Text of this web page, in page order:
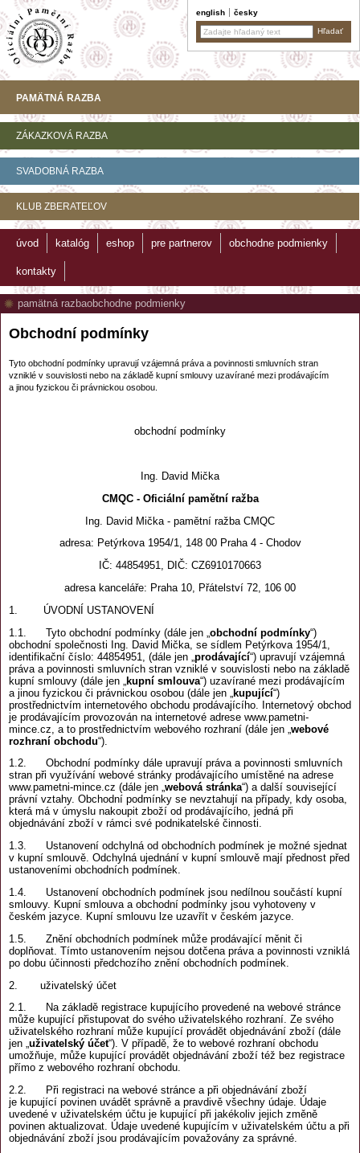
english česky
PAMÄTNÁ RAZBA
ZÁKAZKOVÁ RAZBA
SVADOBNÁ RAZBA
KLUB ZBERATEĽOV
úvod katalóg eshop pre partnerov obchodne podmienky
kontakty
pamätná razbaobchodne podmienky
Obchodní podmínky
Tyto obchodní podmínky upravují vzájemná práva a povinnosti smluvních stran
vzniklé v souvislosti nebo na základě kupní smlouvy uzavírané mezi prodávajícím
a jinou fyzickou či právnickou osobou.
obchodní podmínky
Ing. David Mička
CMQC - Oficiální pamětní ražba
Ing. David Mička - pamětní ražba CMQC
adresa: Petýrkova 1954/1, 148 00 Praha 4 - Chodov
IČ: 44854951, DIČ: CZ6910170663
adresa kanceláře: Praha 10, Přátelství 72, 106 00
1. ÚVODNÍ USTANOVENÍ
1.1. Tyto obchodní podmínky (dále jen „ obchodní podmínky“)
obchodní společnosti Ing. David Mička, se sídlem Petýrkova 1954/1,
identifikační číslo: 44854951, (dále jen „ prodávající“) upravují vzájemná
práva a povinnosti smluvních stran vzniklé v souvislosti nebo na základě
kupní smlouvy (dále jen „ kupní smlouva“) uzavírané mezi prodávajícím
a jinou fyzickou či právnickou osobou (dále jen „ kupující“)
prostřednictvím internetového obchodu prodávajícího. Internetový obchod
je prodávajícím provozován na internetové adrese www.pametni-
mince.cz, a to prostřednictvím webového rozhraní (dále jen „ webové
rozhraní obchodu“).
1.2. Obchodní podmínky dále upravují práva a povinnosti smluvních
stran při využívání webové stránky prodávajícího umístěné na adrese
www.pametni-mince.cz (dále jen „webová stránka“) a další související
právní vztahy. Obchodní podmínky se nevztahují na případy, kdy osoba,
která má v úmyslu nakoupit zboží od prodávajícího, jedná při
objednávání zboží v rámci své podnikatelské činnosti.
1.3. Ustanovení odchylná od obchodních podmínek je možné sjednat
v kupní smlouvě. Odchylná ujednání v kupní smlouvě mají přednost před
ustanoveními obchodních podmínek.
1.4. Ustanovení obchodních podmínek jsou nedílnou součástí kupní
smlouvy. Kupní smlouva a obchodní podmínky jsou vyhotoveny v
českém jazyce. Kupní smlouvu lze uzavřít v českém jazyce.
1.5. Znění obchodních podmínek může prodávající měnit či
doplňovat. Tímto ustanovením nejsou dotčena práva a povinnosti vzniklá
po dobu účinnosti předchozího znění obchodních podmínek.
2. uživatelský účet
2.1. Na základě registrace kupujícího provedené na webové stránce
může kupující přistupovat do svého uživatelského rozhraní. Ze svého
uživatelského rozhraní může kupující provádět objednávání zboží (dále
jen „uživatelský účet“). V případě, že to webové rozhraní obchodu
umožňuje, může kupující provádět objednávání zboží též bez registrace
přímo z webového rozhraní obchodu.
2.2. Při registraci na webové stránce a při objednávání zboží
je kupující povinen uvádět správně a pravdivě všechny údaje. Údaje
uvedené v uživatelském účtu je kupující při jakékoliv jejich změně
povinen aktualizovat. Údaje uvedené kupujícím v uživatelském účtu a při
objednávání zboží jsou prodávajícím považovány za správné.